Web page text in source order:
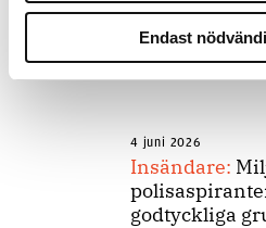
Endast
Klart:
4 juni 2026
Insändare:
godtyckliga